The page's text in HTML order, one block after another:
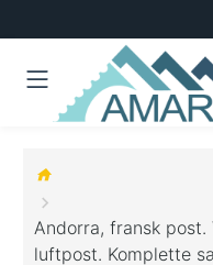
Andorra, fransk
luftpost. Komplette